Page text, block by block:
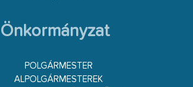
Önkormányzat
POLGÁRMESTER
ALPOLGÁRMESTEREK